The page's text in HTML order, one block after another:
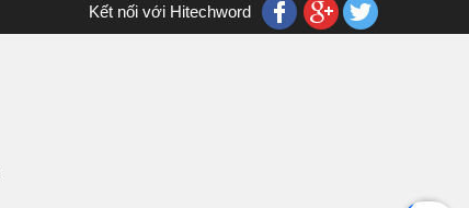
Kết nối với Hitechword